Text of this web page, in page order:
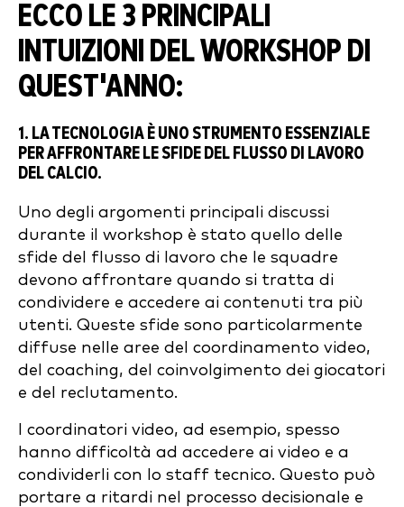
ECCO LE 3 PRINCIPALI
INTUIZIONI DEL WORKSHOP DI
QUEST'ANNO:
1. LA TECNOLOGIA È UNO STRUMENTO ESSENZIALE
PER AFFRONTARE LE SFIDE DEL FLUSSO DI LAVORO
DEL CALCIO.
Uno degli argomenti principali discussi
durante il workshop è stato quello delle
sfide del flusso di lavoro che le squadre
devono affrontare quando si tratta di
condividere e accedere ai contenuti tra più
utenti. Queste sfide sono particolarmente
diffuse nelle aree del coordinamento video,
del coaching, del coinvolgimento dei giocatori
e del reclutamento.
I coordinatori video, ad esempio, spesso
hanno difficoltà ad accedere ai video e a
condividerli con lo staff tecnico. Questo può
portare a ritardi nel processo decisionale e